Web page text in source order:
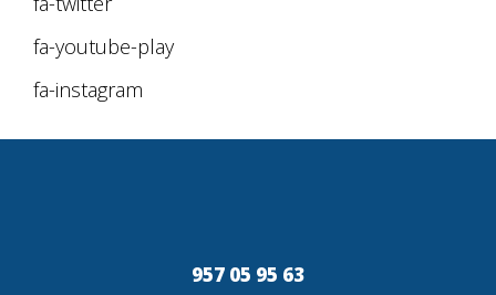
fa-youtube-play
fa-instagram
957 05 95 63